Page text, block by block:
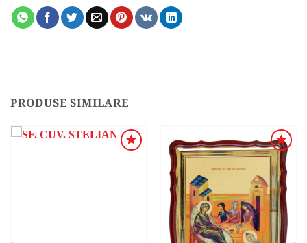
PRODUSE SIMILARE
ADAUGA
ÎN
WISHLIST